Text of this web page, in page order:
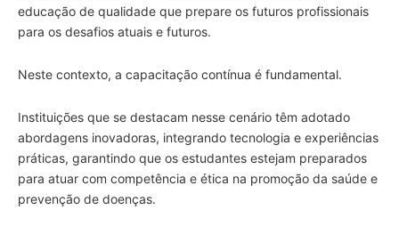
educação de qualidade que prepare os futuros profissionais
para os desafios atuais e futuros.
Neste contexto, a capacitação contínua é fundamental.
Instituições que se destacam nesse cenário têm adotado
abordagens inovadoras, integrando tecnologia e experiências
práticas, garantindo que os estudantes estejam preparados
para atuar com competência e ética na promoção da saúde e
prevenção de doenças.